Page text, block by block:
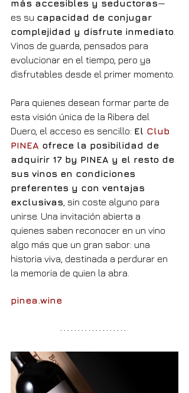
más accesibles y seductoras—
es su capacidad de conjugar
complejidad y disfrute inmediato
Vinos de guarda, pensados para
evolucionar en el tiempo, pero ya
disfrutables desde el primer momento.
Para quienes desean formar parte de
esta visión única de la Ribera del
Duero, el acceso es sencillo: El Club
PINEA ofrece la posibilidad de
adquirir 17 by PINEA y el resto de
sus vinos en condiciones
preferentes y con ventajas
exclusivas , sin coste alguno para
unirse. Una invitación abierta a
quienes saben reconocer en un vino
algo más que un gran sabor: una
historia viva, destinada a perdurar en
la memoria de quien la abra.
pinea.wine